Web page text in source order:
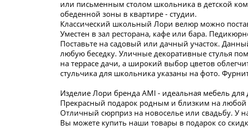
или письменным столом школьника в детской
обеденной зоны в квартире - студии.
Классический школьный Лори велюр можно
Уместен в зал ресторана, кафе или бара.
Поставьте на садовый или дачный участок.
любую беседку. Уличные декоративные стулья
на террасе дачи, а широкий выбор цветов
стульчика для школьника указаны на фото.
Изделие Лори бренда AMI - идеальная мебель
Прекрасный подарок родным и близким на
Отличный сюрприз на новоселье или свадьбу. У
Вы можете купить наши товары в подарок со